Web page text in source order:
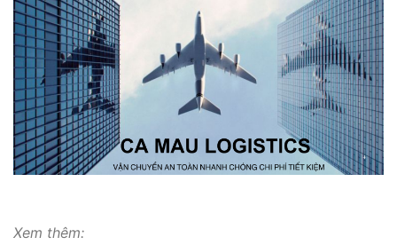
Xem thêm: